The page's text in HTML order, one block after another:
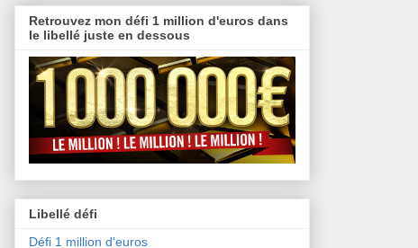
Retrouvez mon défi 1 million d'euros dans
le libellé juste en dessous
Libellé défi
Défi 1 million d'euros